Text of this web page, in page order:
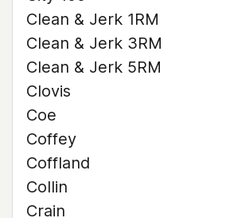
Clean & Jerk 1RM
Clean & Jerk 3RM
Clean & Jerk 5RM
Clovis
Coe
Coffey
Coffland
Collin
Crain